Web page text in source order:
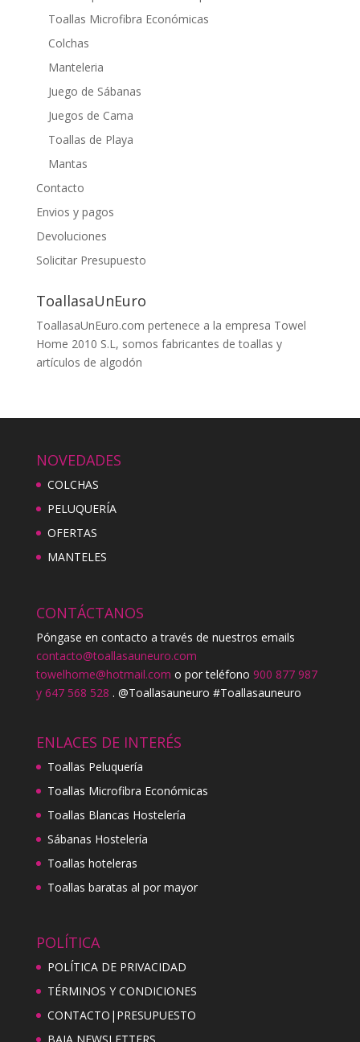
Toallas Microfibra Económicas
Colchas
Manteleria
Juego de Sábanas
Juegos de Cama
Toallas de Playa
Mantas
Contacto
Envios y pagos
Devoluciones
Solicitar Presupuesto
ToallasaUnEuro
ToallasaUnEuro.com pertenece a la empresa Towel
Home 2010 S.L, somos fabricantes de toallas y
artículos de algodón
NOVEDADES
COLCHAS
PELUQUERÍA
OFERTAS
MANTELES
CONTÁCTANOS
Póngase en contacto a través de nuestros emails
contacto@toallasauneuro.com
towelhome@hotmail.com o por teléfono 900 877 987
y 647 568 528 . @Toallasauneuro #Toallasauneuro
ENLACES DE INTERÉS
Toallas Peluquería
Toallas Microfibra Económicas
Toallas Blancas Hostelería
Sábanas Hostelería
Toallas hoteleras
Toallas baratas al por mayor
POLÍTICA
POLÍTICA DE PRIVACIDAD
TÉRMINOS Y CONDICIONES
CONTACTO|PRESUPUESTO